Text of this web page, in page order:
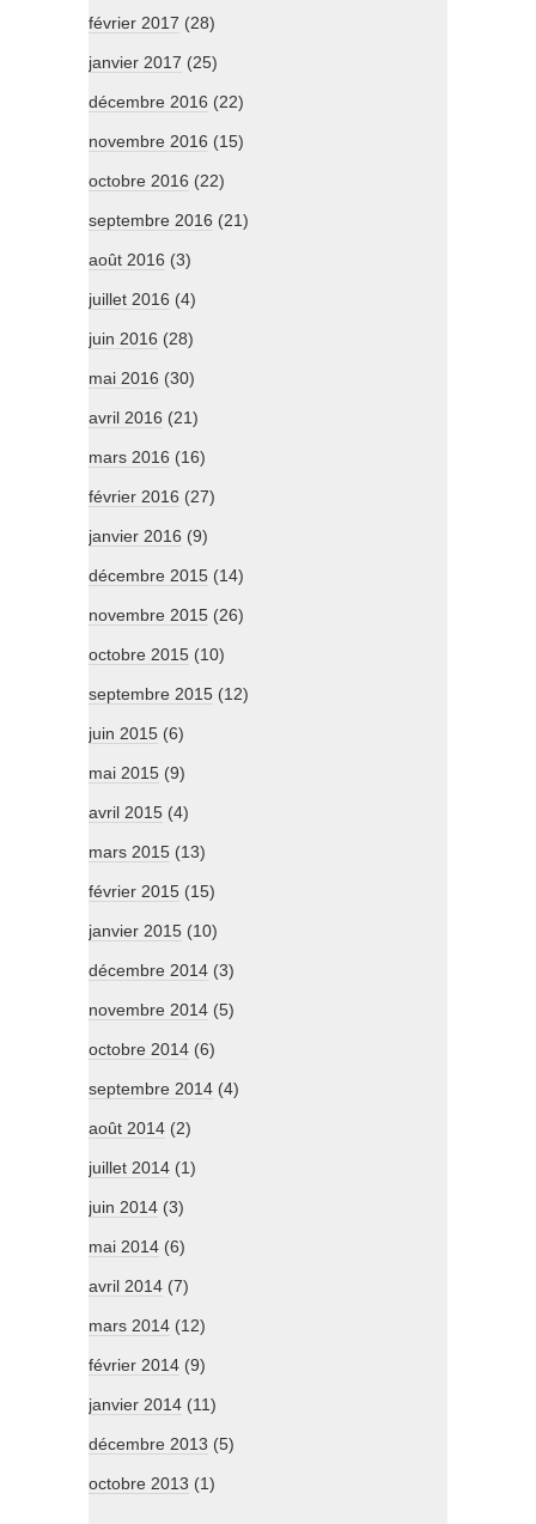
février 2017 (28)
janvier 2017 (25)
décembre 2016 (22)
novembre 2016 (15)
octobre 2016 (22)
septembre 2016 (21)
août 2016 (3)
juillet 2016 (4)
juin 2016 (28)
mai 2016 (30)
avril 2016 (21)
mars 2016 (16)
février 2016 (27)
janvier 2016 (9)
décembre 2015 (14)
novembre 2015 (26)
octobre 2015 (10)
septembre 2015 (12)
juin 2015 (6)
mai 2015 (9)
avril 2015 (4)
mars 2015 (13)
février 2015 (15)
janvier 2015 (10)
décembre 2014 (3)
novembre 2014 (5)
octobre 2014 (6)
septembre 2014 (4)
août 2014 (2)
juillet 2014 (1)
juin 2014 (3)
mai 2014 (6)
avril 2014 (7)
mars 2014 (12)
février 2014 (9)
janvier 2014 (11)
décembre 2013 (5)
octobre 2013 (1)